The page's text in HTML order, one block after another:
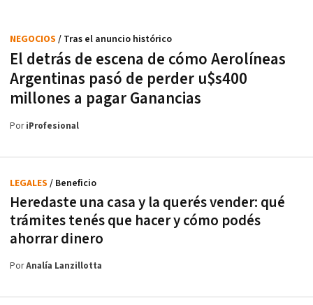
El detrás de escena de cómo Aerolíneas
Argentinas pasó de perder u$s400
millones a pagar Ganancias
NEGOCIOS / Tras el anuncio histórico
PoriProfesional
Heredaste una casa y la querés vender: qué
trámites tenés que hacer y cómo podés
ahorrar dinero
LEGALES / Beneficio
PorAnalía Lanzillotta